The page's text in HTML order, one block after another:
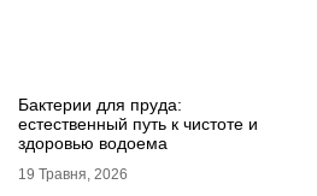
Бактерии для пруда:
естественный путь к чистоте и
здоровью водоема
19 Травня, 2026